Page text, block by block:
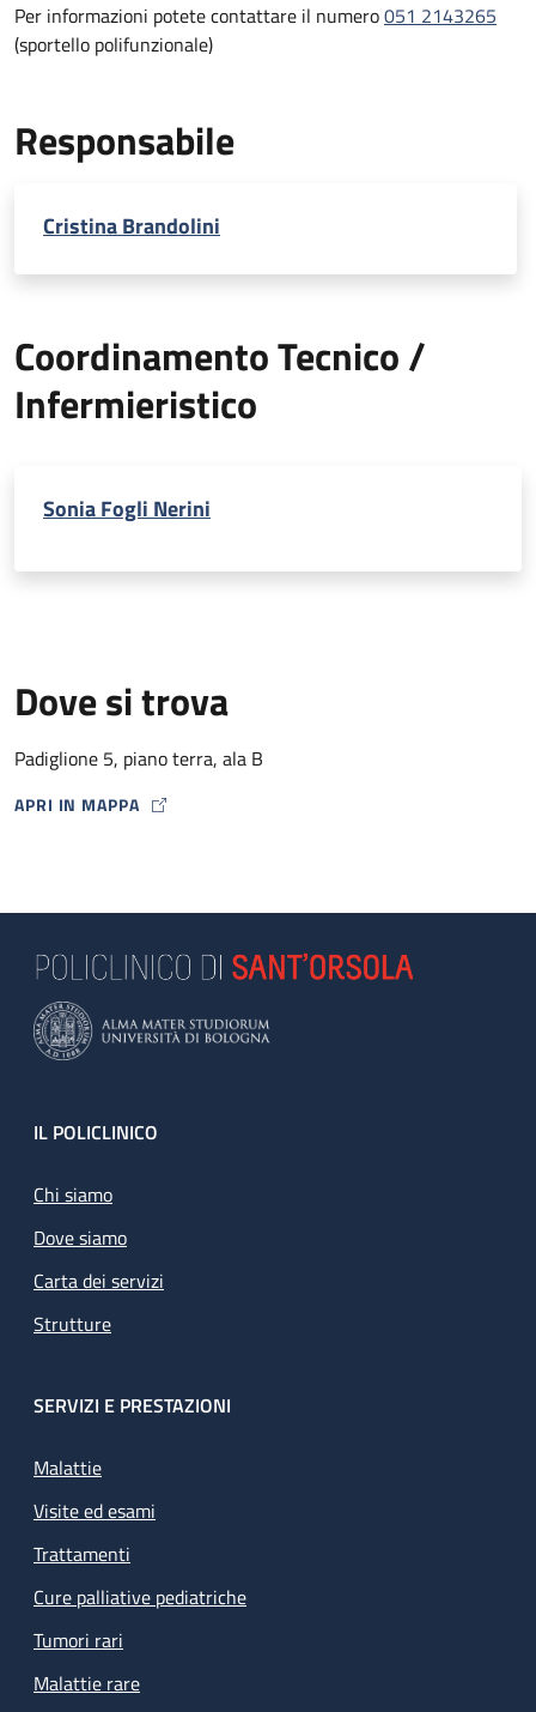
Per informazioni potete contattare il numero051 2143265
(sportello polifunzionale)
Responsabile
Cristina Brandolini
Coordinamento Tecnico /
Infermieristico
Sonia Fogli Nerini
Dove si trova
Padiglione 5, piano terra, ala B
APRI IN MAPPA
MAP ICON
Footer
IL POLICLINICO
Chi siamo
Dove siamo
Carta dei servizi
Strutture
SERVIZI E PRESTAZIONI
Malattie
Visite ed esami
Trattamenti
Cure palliative pediatriche
Tumori rari
Malattie rare